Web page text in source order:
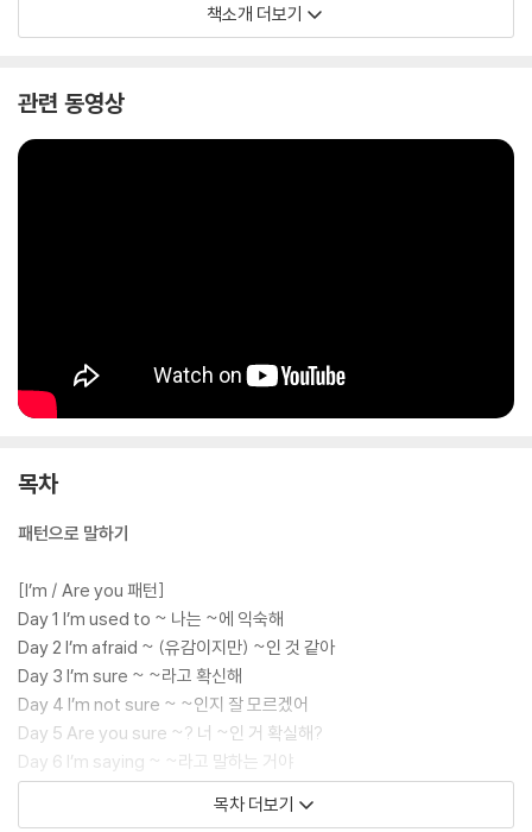
책소개 더보기
관련 동영상
목차
패턴으로 말하기
[I’m / Are you 패턴]
Day 1 I’m used to ~ 나는 ~에 익숙해
Day 2 I’m afraid ~ (유감이지만) ~인 것 같아
Day 3 I’m sure ~ ~라고 확신해
Day 4 I’m not sure ~ ~인지 잘 모르겠어
Day 5 Are you sure ~? 너 ~인 거 확실해?
Day 6 I’m saying ~ ~라고 말하는 거야
Day 7 I’m not saying ~ ~라고 말하는 게 아니야
Day 8 I’m (not) talking about ~ ~에 대해 얘기하고 있어(있는 게 아
목차 더보기